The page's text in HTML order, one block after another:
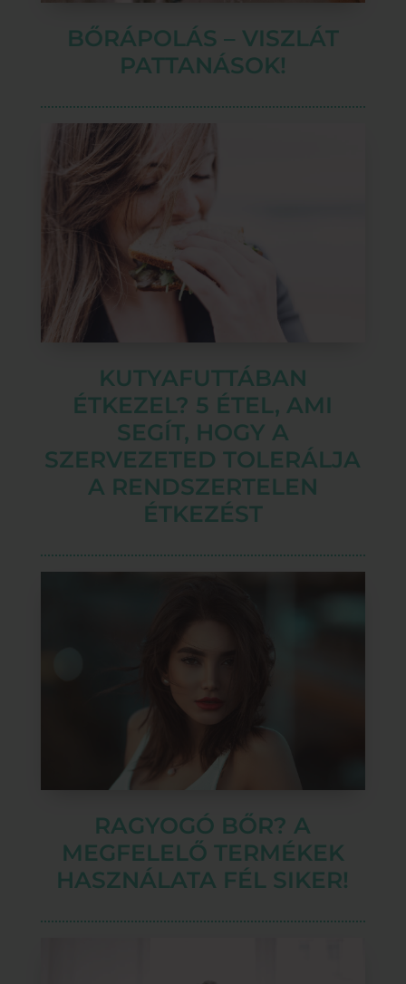
BŐRÁPOLÁS – VISZLÁT
PATTANÁSOK!
KUTYAFUTTÁBAN
ÉTKEZEL? 5 ÉTEL, AMI
SEGÍT, HOGY A
SZERVEZETED TOLERÁLJA
A RENDSZERTELEN
ÉTKEZÉST
RAGYOGÓ BŐR? A
MEGFELELŐ TERMÉKEK
HASZNÁLATA FÉL SIKER!